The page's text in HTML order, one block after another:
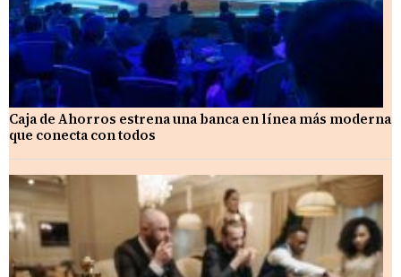
Caja de Ahorros estrena una banca en línea más moderna
que conecta con todos